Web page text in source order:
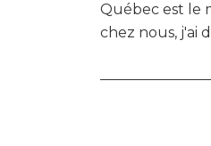
Québec est le
chez nous, j'ai